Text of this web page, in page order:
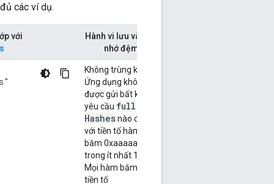
các ví dụ.
với
Hành vi lưu vào bộ
nhớ đệm
Không trùng khớp.
Ứng dụng không
được gửi bất kỳ
yêu cầu full
Hashesnào đối
với tiền tố hàm
băm 0xaaaaaaaa
trong ít nhất 1 giờ.
Mọi hàm băm có
tiền tố